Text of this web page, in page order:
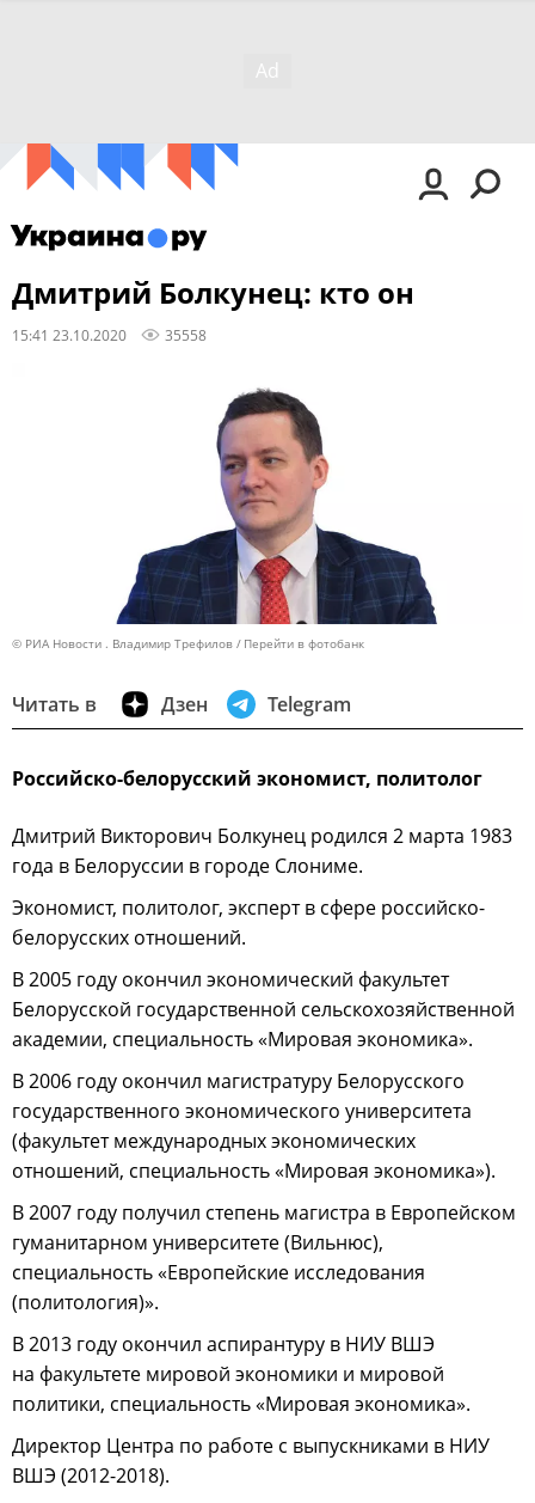
Дмитрий Болкунец: кто он
15:41 23.10.2020 35558
© РИА Новости . Владимир Трефилов Перейти в фотобанк
Читать в Дзен Telegram
Российско-белорусский экономист, политолог
Дмитрий Викторович Болкунец родился 2 марта 1983
года в Белоруссии в городе Слониме.
Экономист, политолог, эксперт в сфере российско-
белорусских отношений.
В 2005 году окончил экономический факультет
Белорусской государственной сельскохозяйственной
академии, специальность «Мировая экономика».
В 2006 году окончил магистратуру Белорусского
государственного экономического университета
(факультет международных экономических
отношений, специальность «Мировая экономика»).
В 2007 году получил степень магистра в Европейском
гуманитарном университете (Вильнюс),
специальность «Европейские исследования
(политология)».
В 2013 году окончил аспирантуру в НИУ ВШЭ
на факультете мировой экономики и мировой
политики, специальность «Мировая экономика».
Директор Центра по работе с выпускниками в НИУ
ВШЭ (2012-2018).